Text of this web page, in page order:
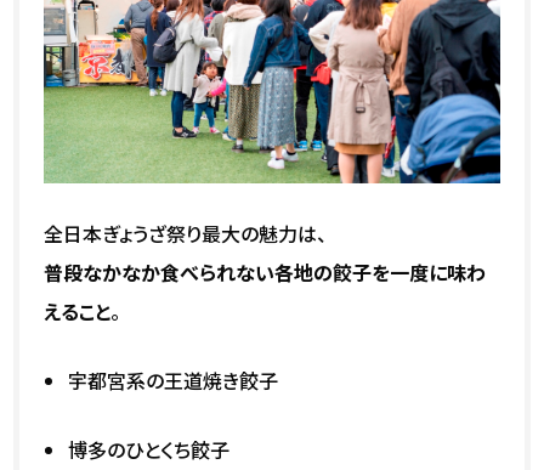
全日本ぎょうざ祭り最大の魅力は、
普段なかなか食べられない各地の餃子を一度に味わ
えること。
宇都宮系の王道焼き餃子
博多のひとくち餃子